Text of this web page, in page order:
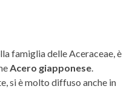
famiglia delle Aceraceae, è
Acero giapponese.
si è molto diffuso anche in